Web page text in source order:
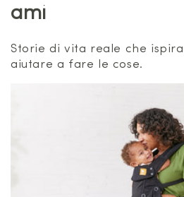
ami
Storie di vita reale che
aiutare a fare le cose.